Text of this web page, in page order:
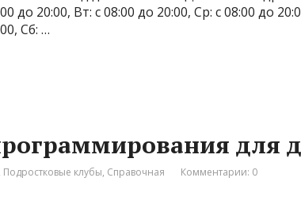
до 20:00, Вт: с 08:00 до 20:00, Ср: с 08:00 до
Сб: …
для
Подростковые клубы, Справочная Комментарии: 0